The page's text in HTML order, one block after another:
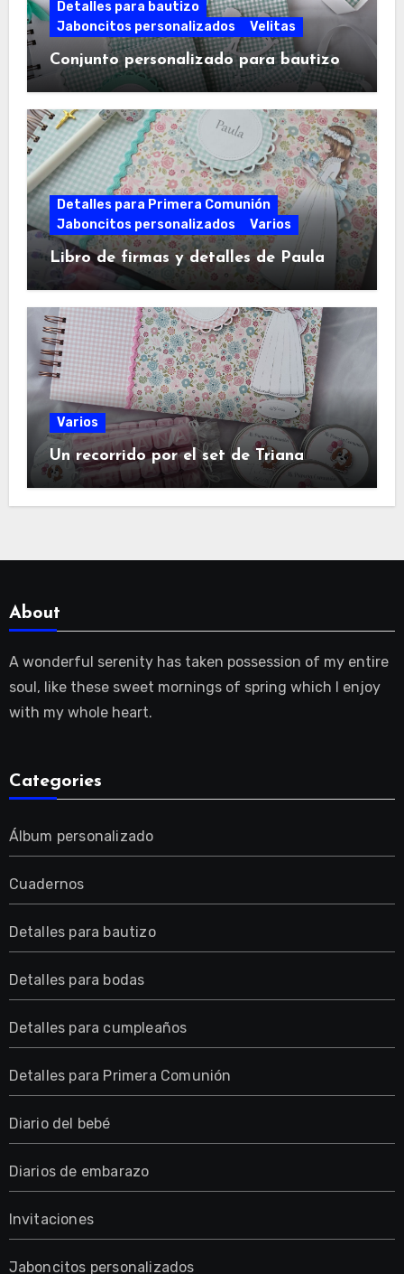
Detalles para bautizo
Jaboncitos personalizados
Velitas
Conjunto personalizado para bautizo
Detalles para Primera Comunión
Jaboncitos personalizados
Varios
Libro de firmas y detalles de Paula
Varios
Un recorrido por el set de Triana
About
A wonderful serenity has taken possession of my entire
soul, like these sweet mornings of spring which I enjoy
with my whole heart.
Categories
Álbum personalizado
Cuadernos
Detalles para bautizo
Detalles para bodas
Detalles para cumpleaños
Detalles para Primera Comunión
Diario del bebé
Diarios de embarazo
Invitaciones
Jaboncitos personalizados